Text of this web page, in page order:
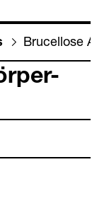
Bru­cel­lose